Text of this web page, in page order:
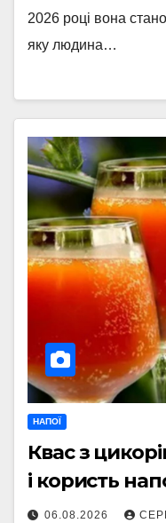
2026 році вона
яку людина…
НАПОЇ
Квас з
і користь
06.08.2026